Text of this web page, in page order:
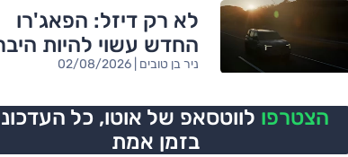
לא רק דיזל: הפאג'רו
החדש עשוי להיות
ניר בן טובים | 02/08/2026
הצטרפו לווטסאפ של אוטו, כל
בזמן אמת